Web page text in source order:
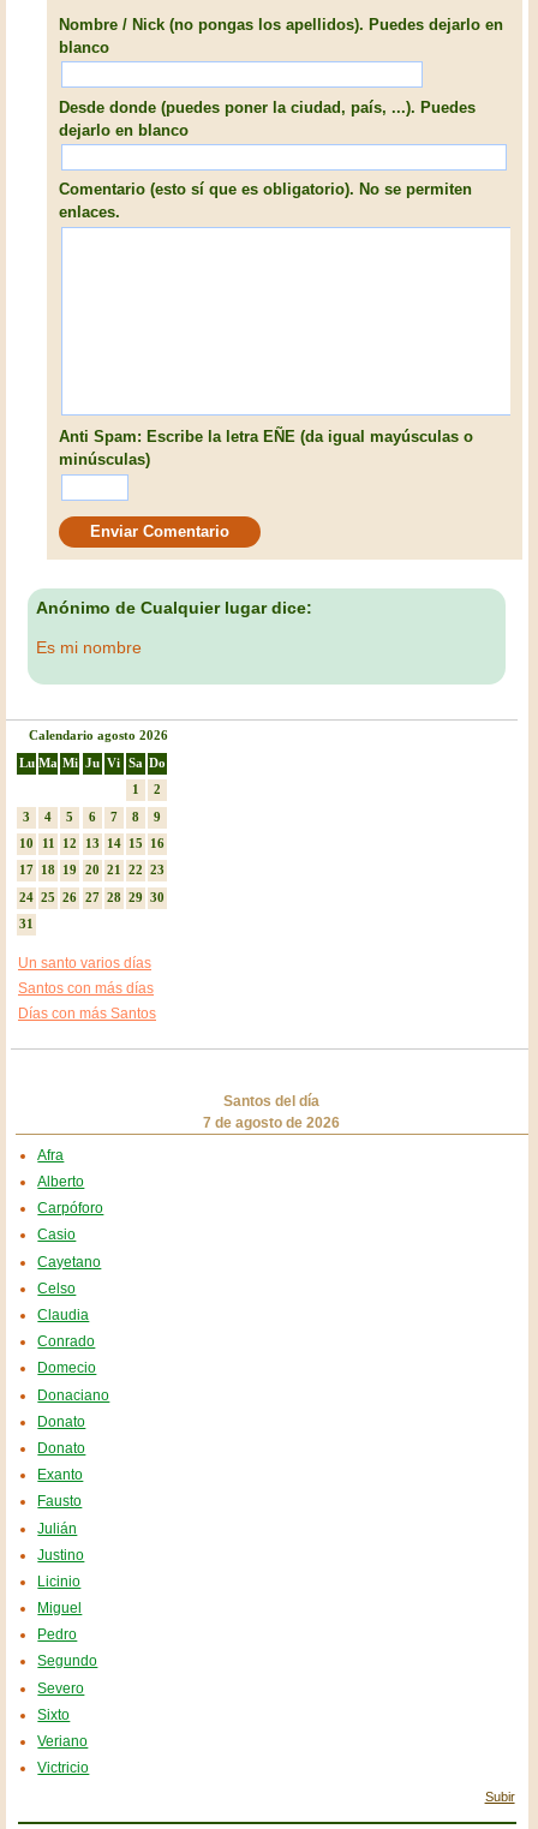
Nombre / Nick (no pongas los apellidos). Puedes dejarlo en
blanco
Desde donde (puedes poner la ciudad, país, ...). Puedes
dejarlo en blanco
Comentario (esto sí que es obligatorio). No se permiten
enlaces.
Anti Spam: Escribe la letra EÑE (da igual mayúsculas o
minúsculas)
Anónimo de Cualquier lugar dice:
Es mi nombre
Calendario agosto 2026
Lu Ma Mi Ju Vi Sa Do
1
2
3
4 5 6 7 8
9
10
11 12 13 14 15
16
17 18 19 20 21 22
23
24 25 26 27 28 29
30
31
Un santo varios días
Santos con más días
Días con más Santos
Santos del día
7 de agosto de 2026
Afra
Alberto
Carpóforo
Casio
Cayetano
Celso
Claudia
Conrado
Domecio
Donaciano
Donato
Donato
Exanto
Fausto
Julián
Justino
Licinio
Miguel
Pedro
Segundo
Severo
Sixto
Veriano
Victricio
Subir